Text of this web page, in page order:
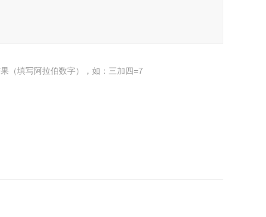
（填写阿拉伯数字），如：三加四=7